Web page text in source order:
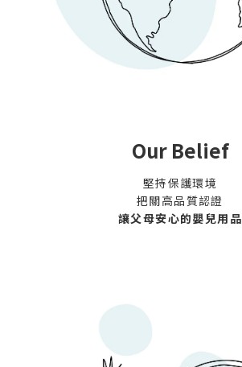
Our Belief
堅持保護環境
把關高品質認證
讓父母安心的嬰兒用品